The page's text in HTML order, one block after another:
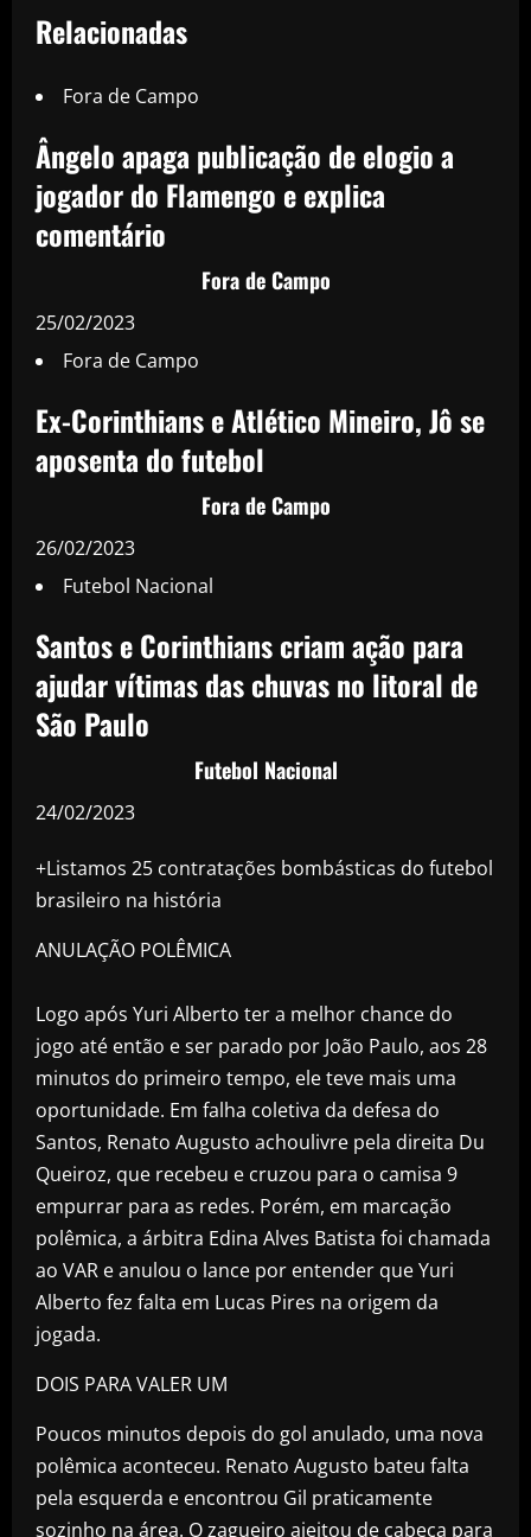
Relacionadas
Fora de Campo
Ângelo apaga publicação de elogio a
jogador do Flamengo e explica
comentário
Fora de Campo
25/02/2023
Fora de Campo
Ex-Corinthians e Atlético Mineiro, Jô se
aposenta do futebol
Fora de Campo
26/02/2023
Futebol Nacional
Santos e Corinthians criam ação para
ajudar vítimas das chuvas no litoral de
São Paulo
Futebol Nacional
24/02/2023
+Listamos 25 contratações bombásticas do futebol
brasileiro na história
ANULAÇÃO POLÊMICA
Logo após Yuri Alberto ter a melhor chance do
jogo até então e ser parado por João Paulo, aos 28
minutos do primeiro tempo, ele teve mais uma
oportunidade. Em falha coletiva da defesa do
Santos, Renato Augusto achoulivre pela direita Du
Queiroz, que recebeu e cruzou para o camisa 9
empurrar para as redes. Porém, em marcação
polêmica, a árbitra Edina Alves Batista foi chamada
ao VAR e anulou o lance por entender que Yuri
Alberto fez falta em Lucas Pires na origem da
jogada.
DOIS PARA VALER UM
Poucos minutos depois do gol anulado, uma nova
polêmica aconteceu. Renato Augusto bateu falta
pela esquerda e encontrou Gil praticamente
sozinho na área. O zagueiro ajeitou de cabeça para